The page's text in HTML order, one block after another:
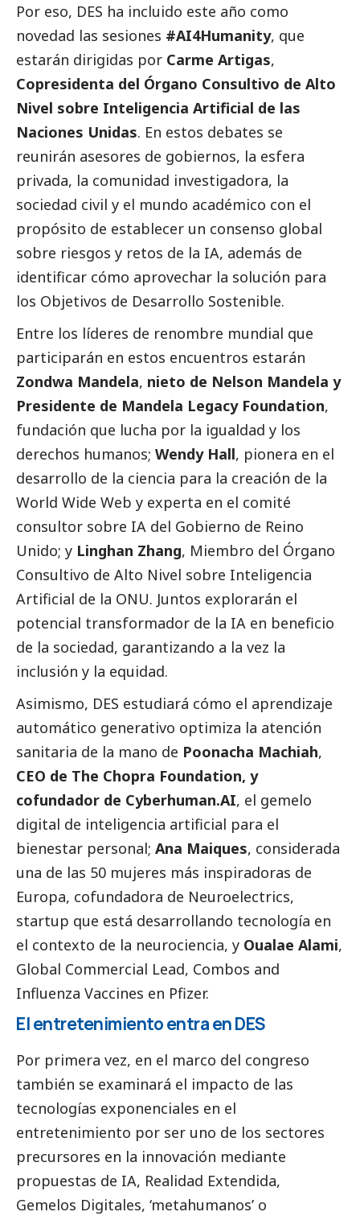
Por eso, DES ha incluido este año como
novedad las sesiones #AI4Humanity, que
estarán dirigidas por Carme Artigas,
Copresidenta del Órgano Consultivo de Alto
Nivel sobre Inteligencia Artificial de las
Naciones Unidas. En estos debates se
reunirán asesores de gobiernos, la esfera
privada, la comunidad investigadora, la
sociedad civil y el mundo académico con el
propósito de establecer un consenso global
sobre riesgos y retos de la IA, además de
identificar cómo aprovechar la solución para
los Objetivos de Desarrollo Sostenible.
Entre los líderes de renombre mundial que
participarán en estos encuentros estarán
Zondwa Mandela, nieto de Nelson Mandela y
Presidente de Mandela Legacy Foundation,
fundación que lucha por la igualdad y los
derechos humanos; Wendy Hall, pionera en el
desarrollo de la ciencia para la creación de la
World Wide Web y experta en el comité
consultor sobre IA del Gobierno de Reino
Unido; y Linghan Zhang, Miembro del Órgano
Consultivo de Alto Nivel sobre Inteligencia
Artificial de la ONU. Juntos explorarán el
potencial transformador de la IA en beneficio
de la sociedad, garantizando a la vez la
inclusión y la equidad.
Asimismo, DES estudiará cómo el aprendizaje
automático generativo optimiza la atención
sanitaria de la mano de Poonacha Machiah,
CEO de The Chopra Foundation, y
cofundador de Cyberhuman.AI, el gemelo
digital de inteligencia artificial para el
bienestar personal; Ana Maiques, considerada
una de las 50 mujeres más inspiradoras de
Europa, cofundadora de Neuroelectrics,
startup que está desarrollando tecnología en
el contexto de la neurociencia, y Oualae Alami,
Global Commercial Lead, Combos and
Influenza Vaccines en Pfizer.
El entretenimiento entra en DES
Por primera vez, en el marco del congreso
también se examinará el impacto de las
tecnologías exponenciales en el
entretenimiento por ser uno de los sectores
precursores en la innovación mediante
propuestas de IA, Realidad Extendida,
Gemelos Digitales, ‘metahumanos’ o